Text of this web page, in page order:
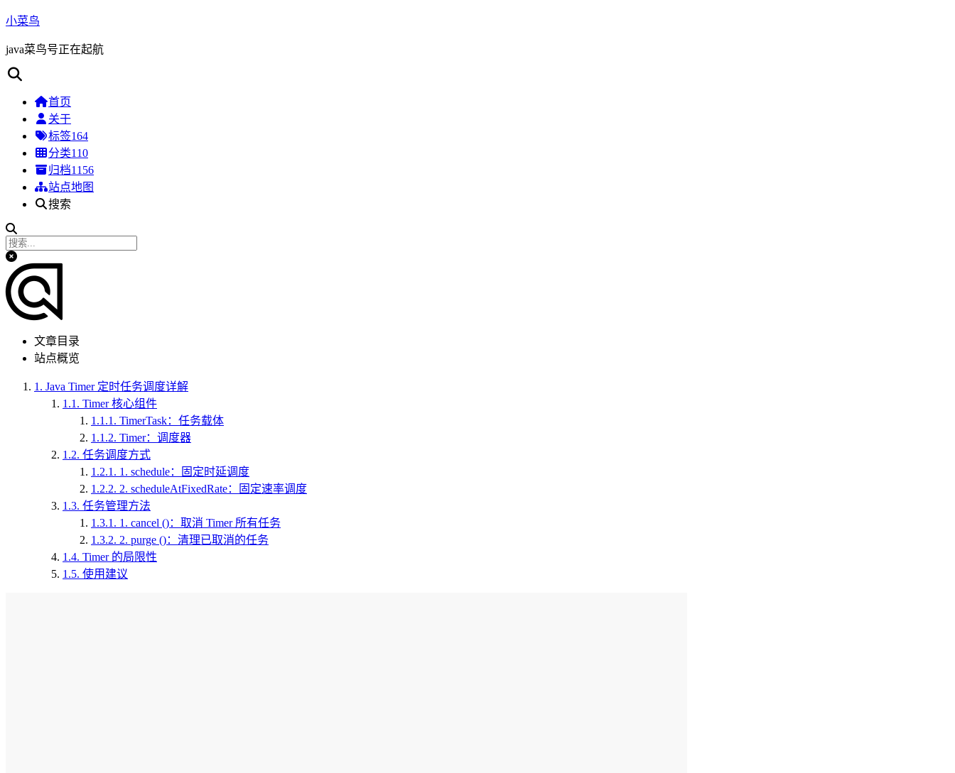
小菜鸟
java菜鸟号正在起航
首页
关于
标签164
分类110
归档1156
站点地图
搜索
文章目录
站点概览
1. Java Timer 定时任务调度详解
1.1. Timer 核心组件
1.1.1. TimerTask：任务载体
1.1.2. Timer：调度器
1.2. 任务调度方式
1.2.1. 1. schedule：固定时延调度
1.2.2. 2. scheduleAtFixedRate：固定速率调度
1.3. 任务管理方法
1.3.1. 1. cancel ()：取消 Timer 所有任务
1.3.2. 2. purge ()：清理已取消的任务
1.4. Timer 的局限性
1.5. 使用建议